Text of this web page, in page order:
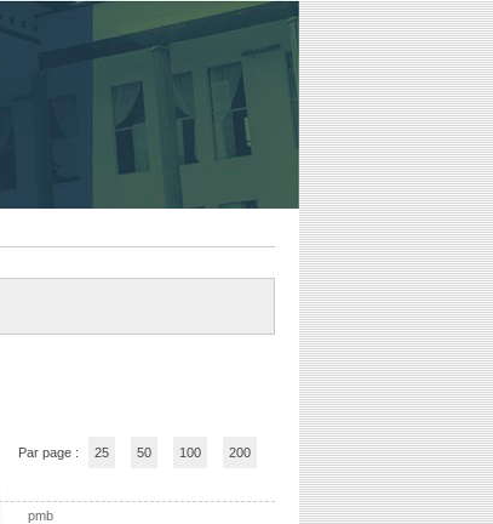
Par page : 25 50 100 200
pmb